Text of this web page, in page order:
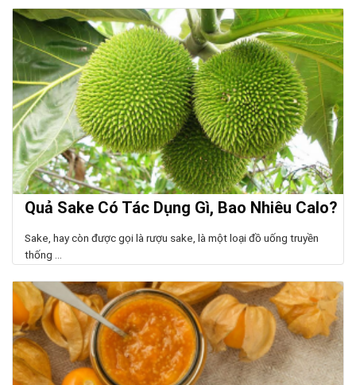
Quả Sake Có Tác Dụng Gì, Bao Nhiêu Calo?
Sake, hay còn được gọi là rượu sake, là một loại đồ uống truyền
thống ...